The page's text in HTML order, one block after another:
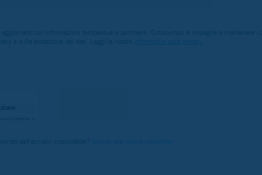
aggiornato con informazioni tempestive e pertinenti. Outokumpu si impegna a
e sulla protezione dei dati. Leggi la nostra
Informativa sulla privacy
dell'acciaio inossidabile? Iscriviti alla nostra newsletter